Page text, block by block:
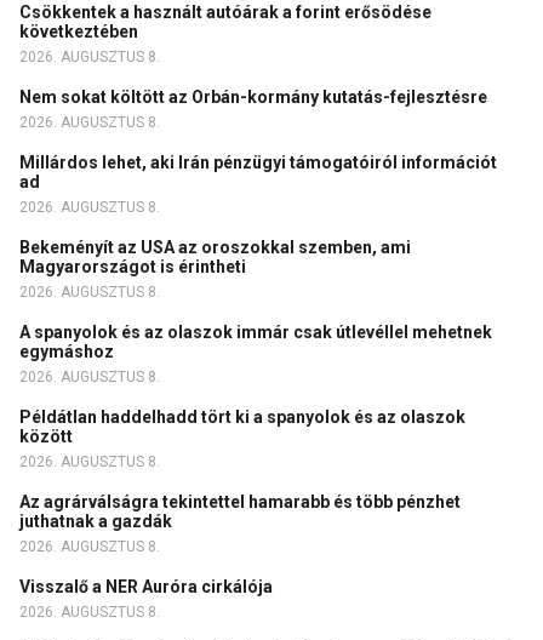
Csökkentek a használt autóárak a forint erősödése
következtében
2026. AUGUSZTUS 8.
Nem sokat költött az Orbán-kormány kutatás-fejlesztésre
2026. AUGUSZTUS 8.
Millárdos lehet, aki Irán pénzügyi támogatóiról információt
ad
2026. AUGUSZTUS 8.
Bekeményít az USA az oroszokkal szemben, ami
Magyarországot is érintheti
2026. AUGUSZTUS 8.
A spanyolok és az olaszok immár csak útlevéllel mehetnek
egymáshoz
2026. AUGUSZTUS 8.
Példátlan haddelhadd tört ki a spanyolok és az olaszok
között
2026. AUGUSZTUS 8.
Az agrárválságra tekintettel hamarabb és több pénzhet
juthatnak a gazdák
2026. AUGUSZTUS 8.
Visszalő a NER Auróra cirkálója
2026. AUGUSZTUS 8.